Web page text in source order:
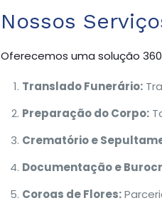
Nossos
Oferecemos uma solução
Translado Funerário:
Preparação do Corpo:
Crematório e
Documentação e
Coroas de Flores: